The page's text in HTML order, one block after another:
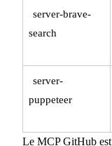
server-brave-
search
server-
puppeteer
Le MCP GitHub